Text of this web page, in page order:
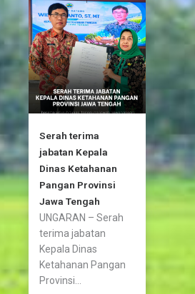
o
k
-
f
r
r
a
m
Serah terima
jabatan Kepala
Dinas Ketahanan
Pangan Provinsi
Jawa Tengah
UNGARAN – Serah
terima jabatan
Kepala Dinas
Ketahanan Pangan
Provinsi...